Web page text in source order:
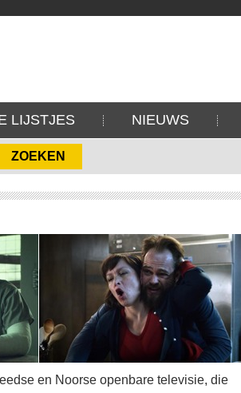
LIJSTJES NIEUWS
en Noorse openbare televisie, die